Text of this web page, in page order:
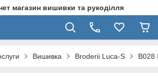
магазин вишивки та рукоділля
Вишивка Broderii Luca-S B028